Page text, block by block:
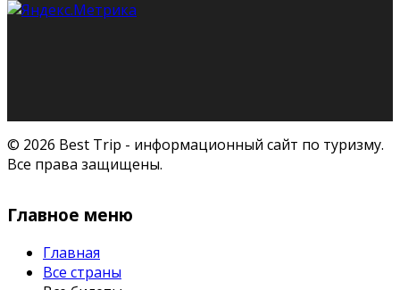
© 2026 Best Trip - информационный сайт по туризму.
Все права защищены.
Главное меню
Главная
Все страны